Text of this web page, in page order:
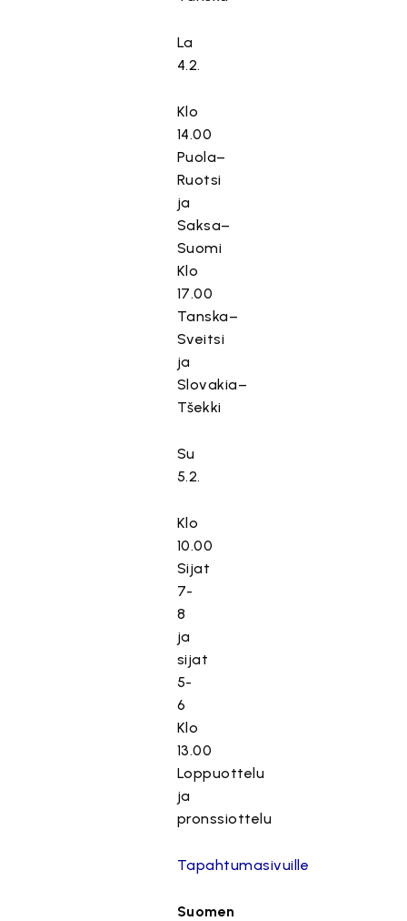
La
4.2.
Klo
14.00
Puola–
Ruotsi
ja
Saksa–
Suomi
Klo
17.00
Tanska–
Sveitsi
ja
Slovakia–
Tšekki
Su
5.2.
Klo
10.00
Sijat
7-
8
ja
sijat
5-
6
Klo
13.00
Loppuottelu
ja
pronssiottelu
Tapahtumasivuille
Suomen